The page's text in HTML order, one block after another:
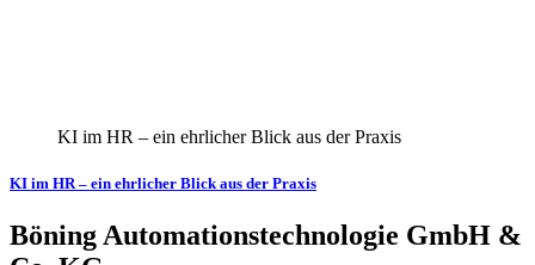
KI im HR – ein ehrlicher Blick aus der Praxis
KI im HR – ein ehrlicher Blick aus der Praxis
Böning Automationstechnologie GmbH &